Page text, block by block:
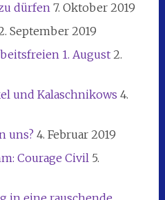
dürfen 7. Oktober 2019
September 2019
1. August 2.
und Kalaschnikows 4.
uns? 4. Februar 2019
Courage Civil 5.